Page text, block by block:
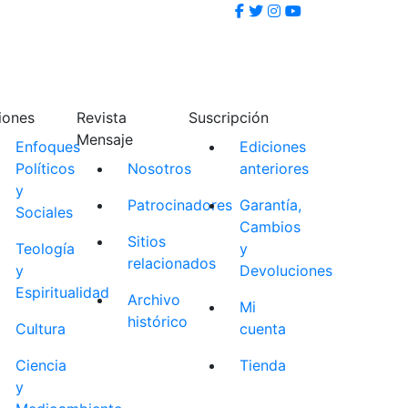
Enfoques
Políticos
y
Sociales
Teología
y
Espiritualidad
Cultura
Ciencia
y
Revista
Mensaje
Nosotros
Patrocinadores
Sitios
relacionados
Archivo
histórico
Suscripción
Ediciones
anteriores
Garantía,
Cambios
y
Devoluciones
Mi
cuenta
Tienda